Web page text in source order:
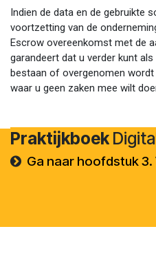
Indien de data en de gebruikte
voortzetting van de
Escrow overeenkomst met de
garandeert dat u verder kunt
bestaan of overgenomen
waar u geen zaken mee wilt
Praktijkboek
Ga naar hoofdstuk 3.